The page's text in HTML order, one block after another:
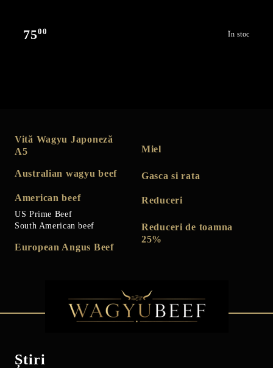
7500 În stoc
Vită Wagyu Japoneză
A5
Australian wagyu beef
American beef
US Prime Beef
South American beef
European Angus Beef
Miel
Gasca si rata
Reduceri
Reduceri de toamna
25%
Știri